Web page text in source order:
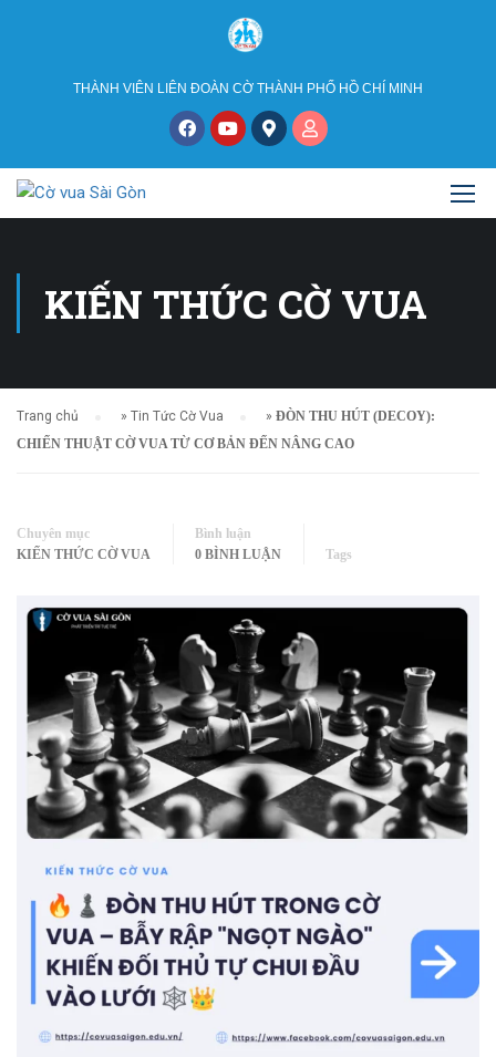
THÀNH VIÊN LIÊN ĐOÀN CỜ THÀNH PHỐ HỒ CHÍ MINH
KIẾN THỨC CỜ VUA
Trang chủ » Tin Tức Cờ Vua » ĐÒN THU HÚT (DECOY):
CHIẾN THUẬT CỜ VUA TỪ CƠ BẢN ĐẾN NÂNG CAO
Chuyên mục
KIẾN THỨC CỜ VUA
Bình luận
0 BÌNH LUẬN
Tags